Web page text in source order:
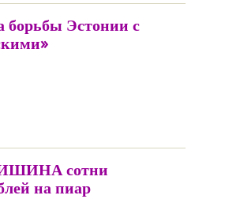
борьбы Эстонии с
сотни
на пиар